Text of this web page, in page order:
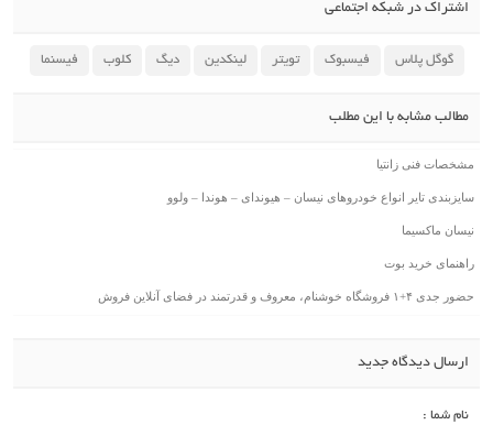
اشتراک در شبکه اجتماعی
گوگل پلاس فیسبوک تویتر لینکدین دیگ کلوب فیسنما
مطالب مشابه با این مطلب
مشخصات فنی زانتیا
سایزبندی تایر انواع خودروهای نیسان – هیوندای – هوندا – ولوو
نیسان ماکسیما
راهنمای خرید بوت
حضور جدی ۴+۱ فروشگاه خوشنام، معروف و قدرتمند در فضای آنلاین فروش
ارسال دیدگاه جدید
نام شما :